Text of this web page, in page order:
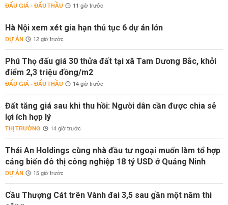
ĐẤU GIÁ - ĐẤU THẦU 11 giờ trước
Hà Nội xem xét gia hạn thủ tục 6 dự án lớn
DỰ ÁN 12 giờ trước
Phú Thọ đấu giá 30 thửa đất tại xã Tam Dương Bắc, khởi
điểm 2,3 triệu đồng/m2
ĐẤU GIÁ - ĐẤU THẦU 14 giờ trước
Đất tăng giá sau khi thu hồi: Người dân cần được chia sẻ
lợi ích hợp lý
THỊ TRƯỜNG 14 giờ trước
Thái An Holdings cùng nhà đầu tư ngoại muốn làm tổ hợp
cảng biển đô thị công nghiệp 18 tỷ USD ở Quảng Ninh
DỰ ÁN 15 giờ trước
Cầu Thượng Cát trên Vành đai 3,5 sau gần một năm thi